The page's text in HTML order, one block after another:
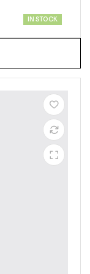
IN STOCK